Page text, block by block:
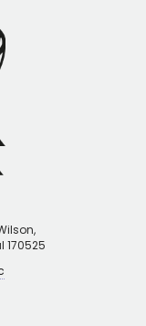
170525